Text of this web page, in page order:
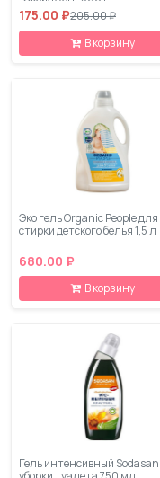
175.00 ₽205.00 ₽
В корзину
Эко гель Organic People для
стирки детского белья 1,5 л
680.00 ₽
В корзину
Гель интенсивный